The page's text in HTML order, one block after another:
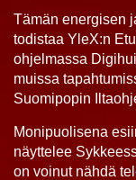
Tämän energisen
todistaa YleX:n
ohjelmassa
muissa
Suomipopin
Monipuolisena
näyttelee
on voinut nähdä